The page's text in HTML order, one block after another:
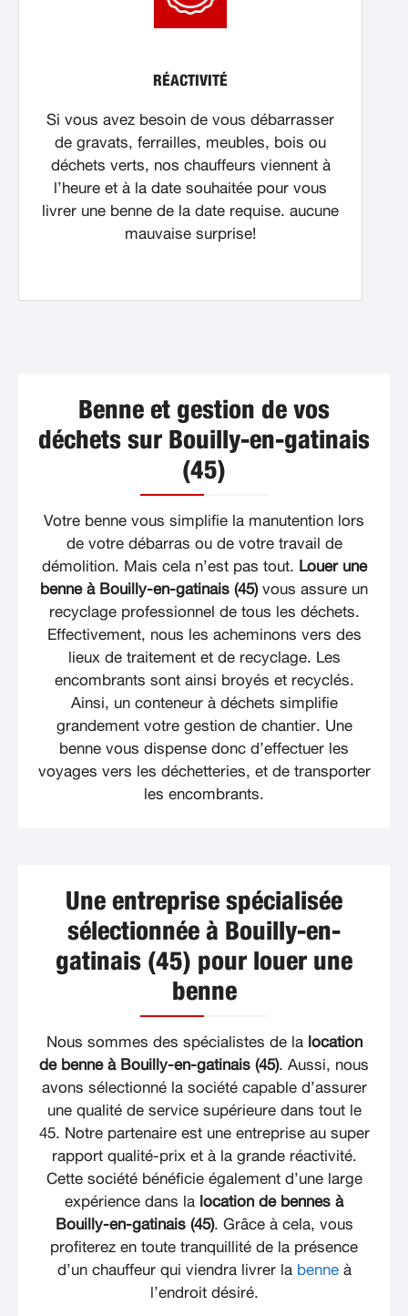
RÉACTIVITÉ
Si vous avez besoin de vous débarrasser
de gravats, ferrailles, meubles, bois ou
déchets verts, nos chauffeurs viennent à
l’heure et à la date souhaitée pour vous
livrer une benne de la date requise. aucune
mauvaise surprise!
Benne et gestion de vos
déchets sur Bouilly-en-gatinais
(45)
Votre benne vous simplifie la manutention lors
de votre débarras ou de votre travail de
démolition. Mais cela n’est pas tout. Louer une
benne à Bouilly-en-gatinais (45)vous assure un
recyclage professionnel de tous les déchets.
Effectivement, nous les acheminons vers des
lieux de traitement et de recyclage. Les
encombrants sont ainsi broyés et recyclés.
Ainsi, un conteneur à déchets simplifie
grandement votre gestion de chantier. Une
benne vous dispense donc d’effectuer les
voyages vers les déchetteries, et de transporter
les encombrants.
Une entreprise spécialisée
sélectionnée à Bouilly-en-
gatinais (45) pour louer une
benne
Nous sommes des spécialistes de la location
de benne à Bouilly-en-gatinais (45). Aussi, nous
avons sélectionné la société capable d’assurer
une qualité de service supérieure dans tout le
45. Notre partenaire est une entreprise au super
rapport qualité-prix et à la grande réactivité.
Cette société bénéficie également d’une large
expérience dans la location de bennes à
Bouilly-en-gatinais (45). Grâce à cela, vous
profiterez en toute tranquillité de la présence
d’un chauffeur qui viendra livrer la benneà
l’endroit désiré.